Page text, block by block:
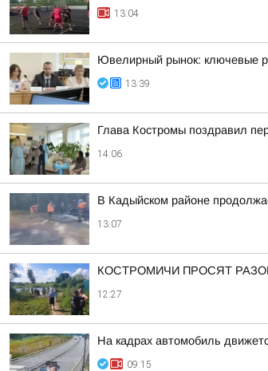
13:04
Ювелирный рынок: ключевые
13:39
Глава Костромы поздравил
14:06
В Кадыйском районе
13:07
КОСТРОМИЧИ ПРОСЯТ
12:27
На кадрах автомобиль
09:15